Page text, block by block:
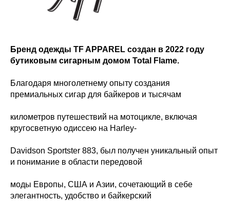
Бренд одежды TF APPAREL создан в 2022 году
бутиковым сигарным домом Total Flame.
Благодаря многолетнему опыту создания
премиальных сигар для байкеров и тысячам
километров путешествий на мотоцикле, включая
кругосветную одиссею на Harley-
Davidson Sportster 883, был получен уникальный опыт
и понимание в области передовой
моды Европы, США и Азии, сочетающий в себе
элегантность, удобство и байкерский